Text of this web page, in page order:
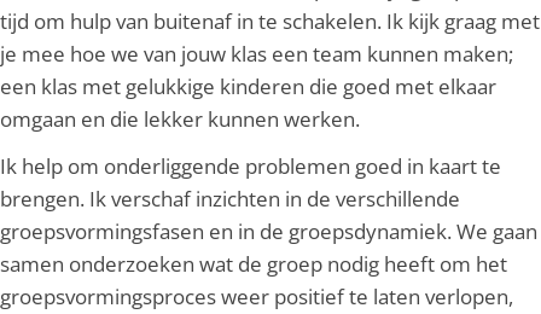
tijd om hulp van buitenaf in te schakelen. Ik kijk graag met
je mee hoe we van jouw klas een team kunnen maken;
een klas met gelukkige kinderen die goed met elkaar
omgaan en die lekker kunnen werken.
Ik help om onderliggende problemen goed in kaart te
brengen. Ik verschaf inzichten in de verschillende
groepsvormingsfasen en in de groepsdynamiek. We gaan
samen onderzoeken wat de groep nodig heeft om het
groepsvormingsproces weer positief te laten verlopen,